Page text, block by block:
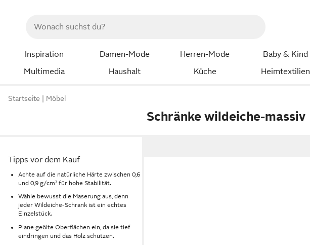
Inspiration Damen-Mode Herren-Mode Baby & Kind
Multimedia
Haushalt Küche Heimtextilien
Startseite Möbel
Schränke wildeiche-massiv
Tipps vor dem Kauf
Achte auf die natürliche Härte zwischen 0,6
und 0,9 g/cm³ für hohe Stabilität.
Wähle bewusst die Maserung aus, denn
jeder Wildeiche-Schrank ist ein echtes
Einzelstück.
Plane geölte Oberflächen ein, da sie tief
eindringen und das Holz schützen.